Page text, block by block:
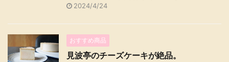
2024/4/24
おすすめ商品
見波亭のチーズケーキが絶品。